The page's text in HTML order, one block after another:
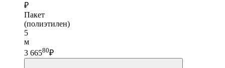
₽
Пакет
(полиэтилен)
5
м
3 66580₽